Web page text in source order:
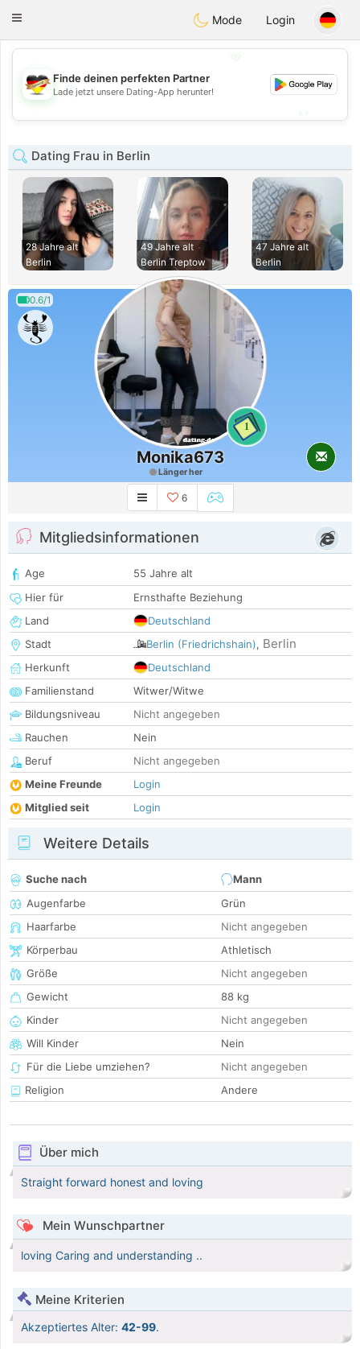
DeutschDating
Toggle
Mode Login
💖
💕
Finde deinen perfekten Partner
Lade jetzt unsere Dating-App herunter!
Dating Frau in Berlin
28 Jahre alt
Berlin
49 Jahre alt
Berlin Treptow
47 Jahre alt
Berlin
0.6/1
1
Monika673
Länger her
6
Mitgliedsinformationen
Age
55 Jahre alt
Hier für
Ernsthafte Beziehung
Land
Deutschland
Stadt
Berlin (Friedrichshain), Berlin
Herkunft
Deutschland
Familienstand
Witwer/Witwe
Bildungsniveau
Nicht angegeben
Rauchen
Nein
Beruf
Nicht angegeben
Meine Freunde
Login
Mitglied seit
Login
Weitere Details
Suche nach
Mann
Augenfarbe
Grün
Haarfarbe
Nicht angegeben
Körperbau
Athletisch
Größe
Nicht angegeben
Gewicht
88 kg
Kinder
Nicht angegeben
Will Kinder
Nein
Für die Liebe umziehen?
Nicht angegeben
Religion
Andere
Über mich
Straight forward honest and loving
Mein Wunschpartner
loving Caring and understanding ..
Meine Kriterien
Akzeptiertes Alter: 42-99.